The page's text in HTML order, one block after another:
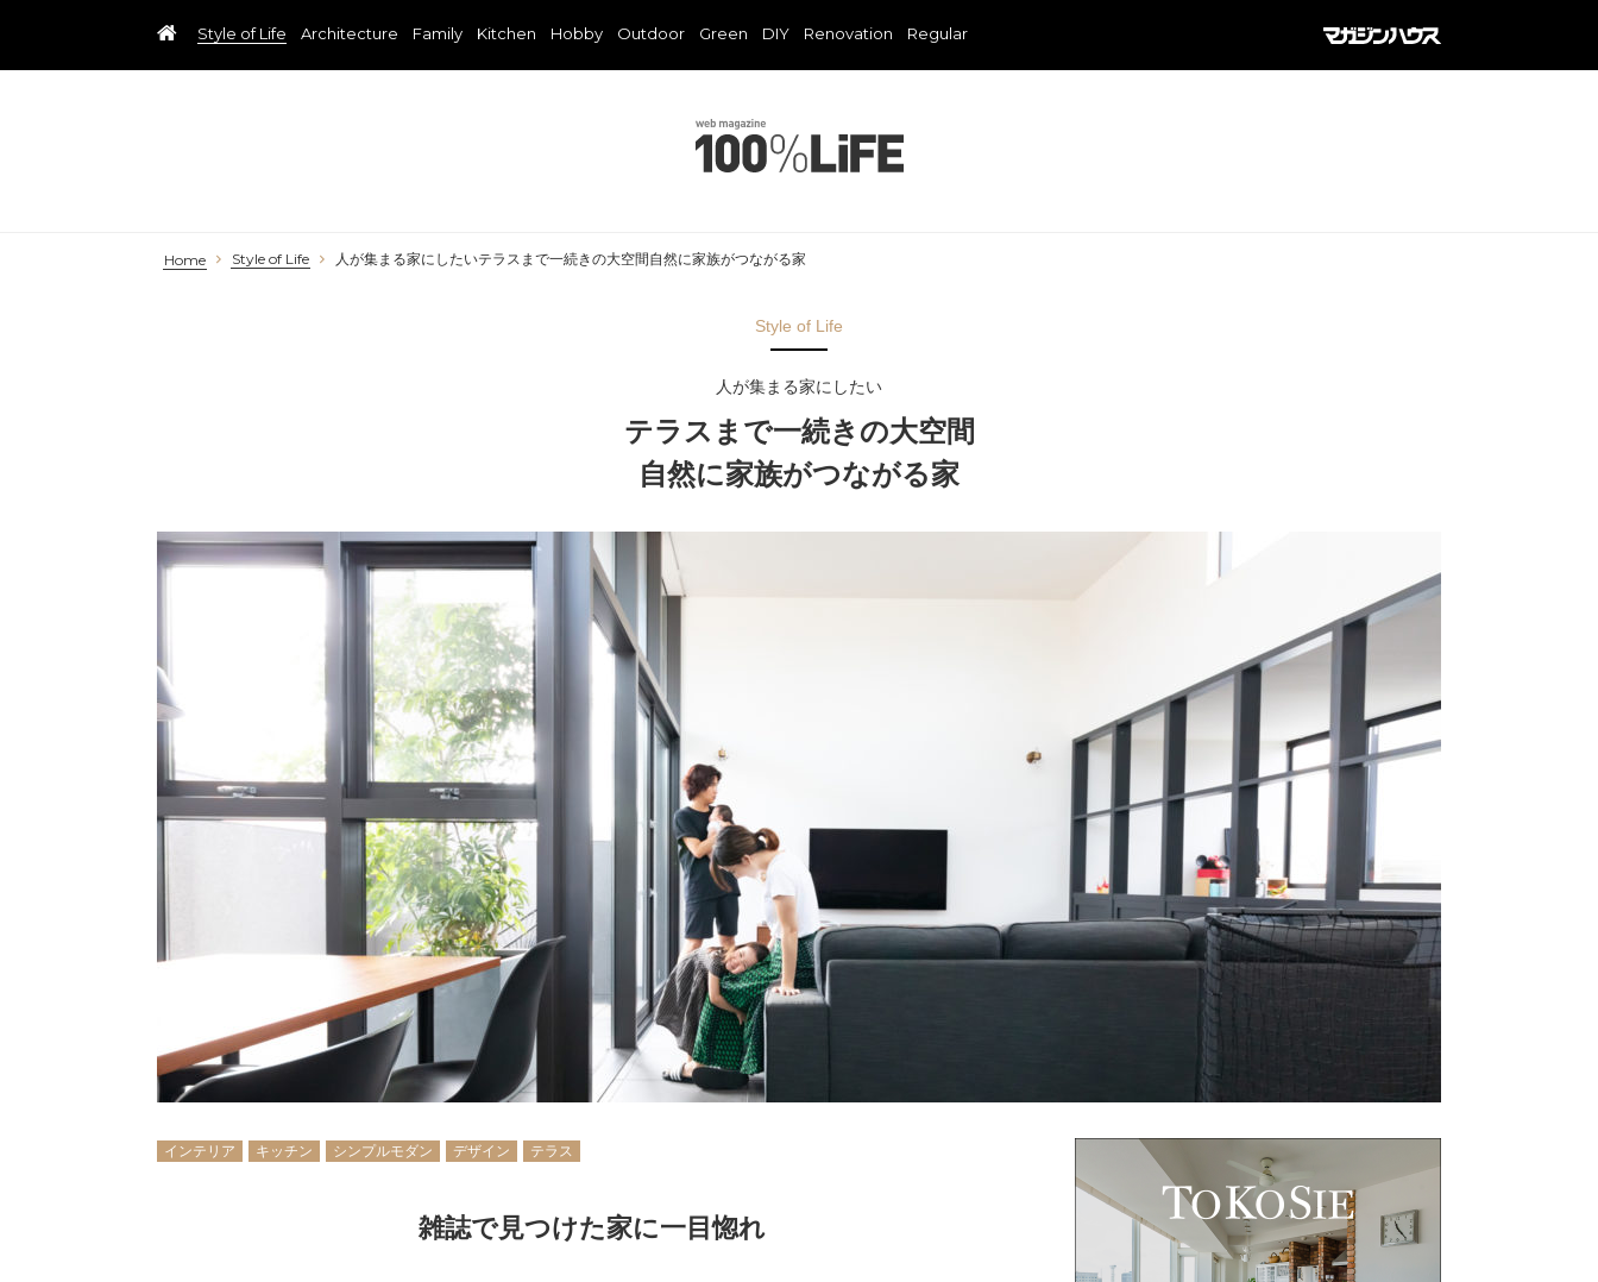
Style of Life Architecture Family Kitchen Hobby Outdoor Green DIY Renovation Regular
Home Style of Life 人が集まる家にしたいテラスまで一続きの大空間自然に家族がつながる家
Style of Life
人が集まる家にしたい
テラスまで一続きの大空間
自然に家族がつながる家
インテリア キッチン シンプルモダン デザイン テラス
雑誌で見つけた家に一目惚れ